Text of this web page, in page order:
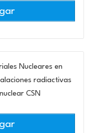
Nucleares en
radiactivas
CSN